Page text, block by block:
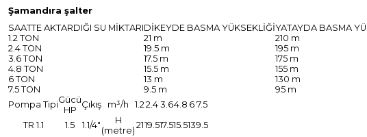
Şamandıra şalter
SAATTE AKTARDIĞI SU MİKTARIDİKEYDE BASMA YÜKSEKLİĞİYATAYDA BASMA
1.2 TON
21 m
210 m
2.4 TON
19.5 m
195 m
3.6 TON
17.5 m
175 m
4.8 TON
15.5 m
155 m
6 TON
13 m
130 m
7.5 TON
9.5 m
95 m
Pompa TipiGücü
HP
Çıkış m³/h 1.22.4 3.64.8 6 7.5
TR 1.1
1.5 1.1/4"
H
(metre)
2119.517.515.5139.5